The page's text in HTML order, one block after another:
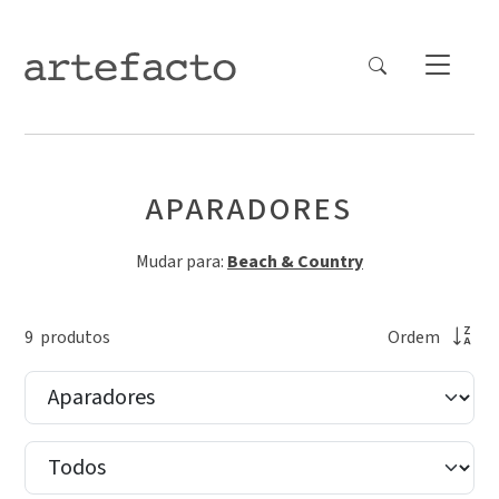
APARADORES
Mudar para: Beach & Country
9 produtos Ordem